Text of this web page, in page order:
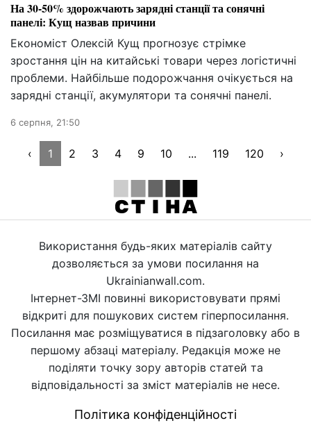
На 30-50% здорожчають зарядні станції та сонячні
панелі: Кущ назвав причини
Економіст Олексій Кущ прогнозує стрімке
зростання цін на китайські товари через логістичні
проблеми. Найбільше подорожчання очікується на
зарядні станції, акумулятори та сонячні панелі.
6 серпня, 21:50
‹ 1 2 3 4 9 10 ... 119 120 ›
Використання будь-яких матеріалів сайту
дозволяється за умови посилання на
Ukrainianwall.com.
Інтернет-ЗМІ повинні використовувати прямі
відкриті для пошукових систем гіперпосилання.
Посилання має розміщуватися в підзаголовку або в
першому абзаці матеріалу. Редакція може не
поділяти точку зору авторів статей та
відповідальності за зміст матеріалів не несе.
Політика конфіденційності